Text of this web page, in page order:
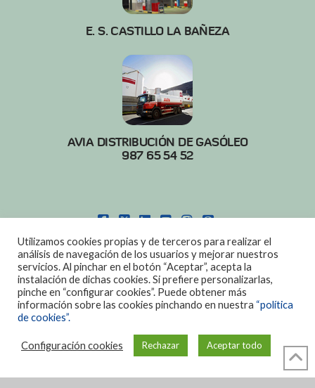
E. S. CASTILLO LA BAÑEZA
AVIA DISTRIBUCIÓN DE GASÓLEO
987 65 54 52
POLITICA DE COOKIES|AVISO LEGAL
DISEÑO: DIAN SISTEMAS
Utilizamos cookies propias y de terceros para realizar el
análisis de navegación de los usuarios y mejorar nuestros
servicios. Al pinchar en el botón “Aceptar”, acepta la
instalación de dichas cookies. Si prefiere personalizarlas,
pinche en “configurar cookies”. Puede obtener más
información sobre las cookies pinchando en nuestra “política
de cookies”.
Configuración cookies Rechazar Aceptar todo